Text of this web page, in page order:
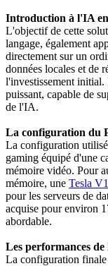
Introduction à l'IA
L'objectif de cette
langage, également
directement sur un
données locales et de
l'investissement initial.
puissant, capable de
de l'IA.
La configuration du
La configuration
gaming équipé d'une
mémoire vidéo. Pour
mémoire, une Tesla
pour les serveurs de
acquise pour environ
abordable.
Les performances
La configuration